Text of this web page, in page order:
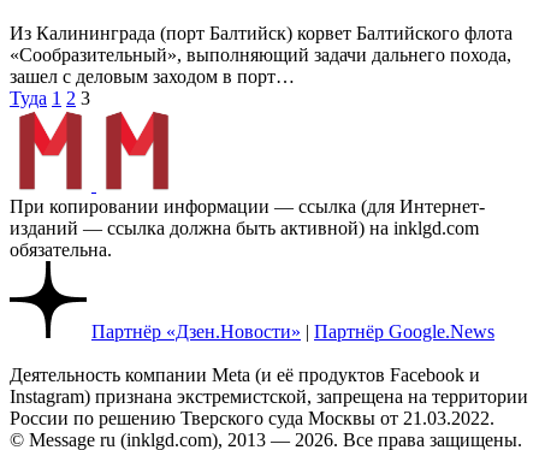
Из Калининграда (порт Балтийск) корвет Балтийского флота
«Сообразительный», выполняющий задачи дальнего похода,
зашел с деловым заходом в порт…
Пагинация
записей
Туда 1 2 3
При копировании информации — ссылка (для Интернет-
изданий — ссылка должна быть активной) на inklgd.com
обязательна.
Партнёр «Дзен.Новости» | Партнёр Google.News
Деятельность компании Meta (и её продуктов Facebook и
Instagram) признана экстремистской, запрещена на территории
России по решению Тверского суда Москвы от 21.03.2022.
© Message ru (inklgd.com), 2013 — 2026. Все права защищены.